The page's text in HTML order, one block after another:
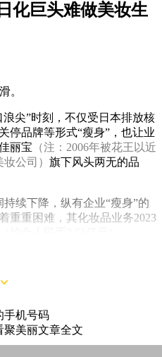
化巨头难做美妆生
。
尖”时刻，不仅受日本排放核
停品牌等形式“瘦身”，也让业
丽宝 （注：2006年被花王以近
公司） 旗下风头两无的品
续下降，纵有企业“瘦身”的
重重困难，其化妆品业务2023
手机号码
聚美丽文章全文